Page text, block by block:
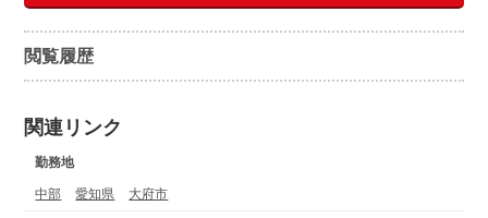
閲覧履歴
関連リンク
勤務地
中部 愛知県 大府市